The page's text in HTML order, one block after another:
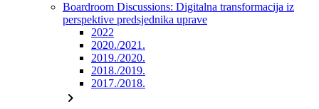
Boardroom Discussions: Digitalna transformacija iz
perspektive predsjednika uprave
2022
2020./2021.
2019./2020.
2018./2019.
2017./2018.
chevron_right